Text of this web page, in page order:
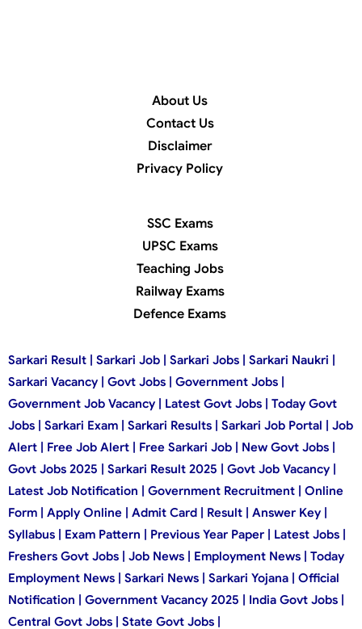
About Us
Contact Us
Disclaimer
Privacy Policy
SSC Exams
UPSC Exams
Teaching Jobs
Railway Exams
Defence Exams
Sarkari Result | Sarkari Job | Sarkari Jobs | Sarkari Naukri |
Sarkari Vacancy | Govt Jobs | Government Jobs |
Government Job Vacancy | Latest Govt Jobs | Today Govt
Jobs | Sarkari Exam | Sarkari Results | Sarkari Job Portal | Job
Alert | Free Job Alert | Free Sarkari Job | New Govt Jobs |
Govt Jobs 2025 | Sarkari Result 2025 | Govt Job Vacancy |
Latest Job Notification | Government Recruitment | Online
Form | Apply Online | Admit Card | Result | Answer Key |
Syllabus | Exam Pattern | Previous Year Paper | Latest Jobs |
Freshers Govt Jobs | Job News | Employment News | Today
Employment News | Sarkari News | Sarkari Yojana | Official
Notification | Government Vacancy 2025 | India Govt Jobs |
Central Govt Jobs | State Govt Jobs |